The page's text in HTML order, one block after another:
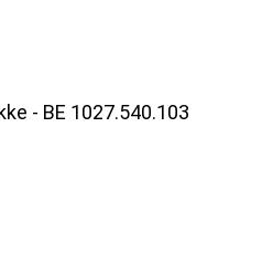
- BE 1027.540.103